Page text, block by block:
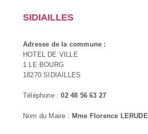
SIDIAILLES
Adresse de la commune :
HOTEL DE VILLE
1 LE BOURG
18270 SIDIAILLES
Téléphone :02 48 56 63 27
Nom du Maire : Mme Florence LERUDE